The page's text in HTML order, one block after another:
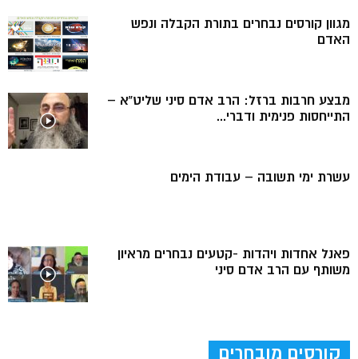
מגוון קורסים נבחרים בתורת הקבלה ונפש
האדם
מבצע חרבות ברזל: הרב אדם סיני שליט”א –
התייחסות פנימית ודברי...
עשרת ימי תשובה – עבודת הימים
פאנל אחדות ויהדות -קטעים נבחרים מראיון
משותף עם הרב אדם סיני
קורסים מובחרים